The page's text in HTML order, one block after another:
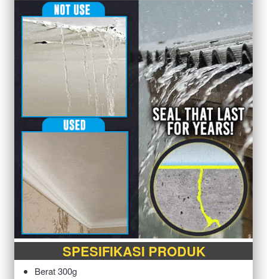
SPESIFIKASI PRODUK
Berat 300g